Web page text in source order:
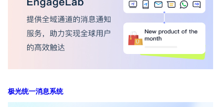
极光统一消息系统